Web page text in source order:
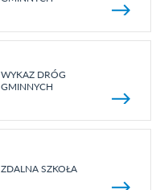
WYKAZ DRÓG
GMINNYCH
ZDALNA SZKOŁA